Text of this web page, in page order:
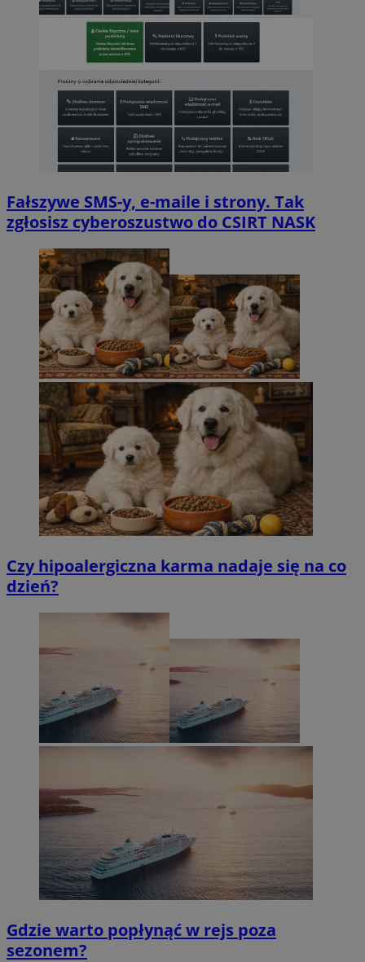
Fałszywe SMS-y, e-maile i strony. Tak
zgłosisz cyberoszustwo do CSIRT NASK
Czy hipoalergiczna karma nadaje się na co
dzień?
Gdzie warto popłynąć w rejs poza
sezonem?